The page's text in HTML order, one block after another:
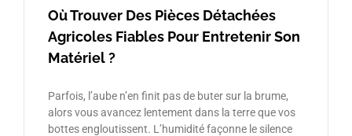
Où Trouver Des Pièces Détachées
Agricoles Fiables Pour Entretenir Son
Matériel ?
Parfois, l’aube n’en finit pas de buter sur la brume,
alors vous avancez lentement dans la terre que vos
bottes engloutissent. L’humidité façonne le silence